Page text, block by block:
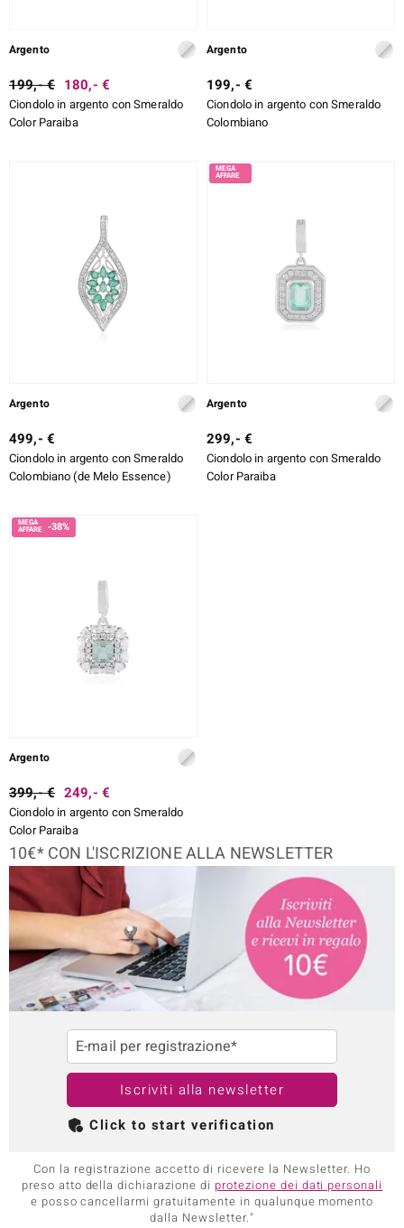
Argento
199,- € 180,- €
Ciondolo in argento con Smeraldo
Color Paraiba
Argento
199,- €
Ciondolo in argento con Smeraldo
Colombiano
Argento
499,- €
Ciondolo in argento con Smeraldo
Colombiano (de Melo Essence)
Argento
299,- €
Ciondolo in argento con Smeraldo
Color Paraiba
-38%
Argento
399,- € 249,- €
Ciondolo in argento con Smeraldo
Color Paraiba
10€* CON L'ISCRIZIONE ALLA NEWSLETTER
E-mail per registrazione*
Iscriviti alla newsletter
Click to start verification
Con la registrazione accetto di ricevere la Newsletter. Ho
preso atto della dichiarazione di protezione dei dati personali
e posso cancellarmi gratuitamente in qualunque momento
dalla Newsletter."